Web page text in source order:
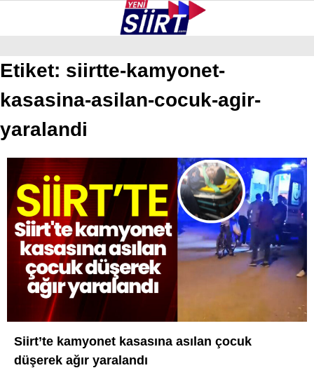
GALERİ VİDEO YAZARLAR
BAYKAN
PERVARI
ŞIRVAN
TILLO
GÜNDEM
NÖBETÇI ECZANELER
Etiket: siirtte-kamyonet-
kasasina-asilan-cocuk-agir-
yaralandi
Siirt’te kamyonet kasasına asılan çocuk
düşerek ağır yaralandı